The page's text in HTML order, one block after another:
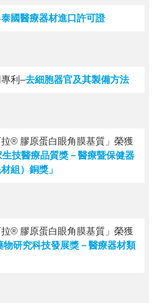
泰國醫療器材進口許可證
利–去細胞器官及其製備方法
拉® 膠原蛋白眼角膜基質」榮獲
生技醫療品質獎－醫療暨保健器
組）銅獎」
拉® 膠原蛋白眼角膜基質」榮獲
物研究科技發展獎－醫療器材類